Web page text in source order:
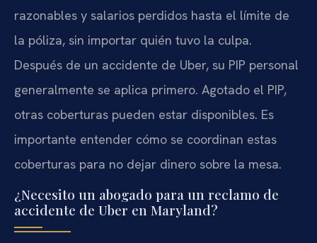
razonables y salarios perdidos hasta el límite de
la póliza, sin importar quién tuvo la culpa.
Después de un accidente de Uber, su PIP personal
generalmente se aplica primero. Agotado el PIP,
otras coberturas pueden estar disponibles. Es
importante entender cómo se coordinan estas
coberturas para no dejar dinero sobre la mesa.
¿Necesito un abogado para un reclamo de
accidente de Uber en Maryland?